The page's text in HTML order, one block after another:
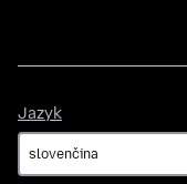
Jazyk